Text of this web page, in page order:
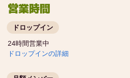
営業時間
ドロップイン
24時間営業中
ドロップインの詳細